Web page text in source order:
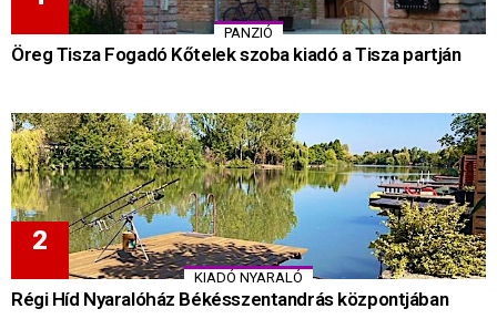
PANZIÓ
Öreg Tisza Fogadó Kőtelek szoba kiadó a Tisza partján
KIADÓ NYARALÓ
Régi Híd Nyaralóház Békésszentandrás központjában